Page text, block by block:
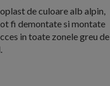
de culoare alb alpin,
fi demontate si montate
in toate zonele greu de